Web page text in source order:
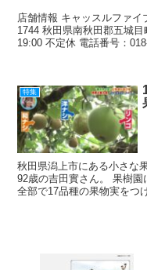
店舗情報 キャッスルファ
1744 秋田県南秋田郡五城
19:00 不定休 電話番号：
特集
秋田県潟上市にある小さな
92歳の吉田實さん。 果樹
全部で17品種の果物実をつ